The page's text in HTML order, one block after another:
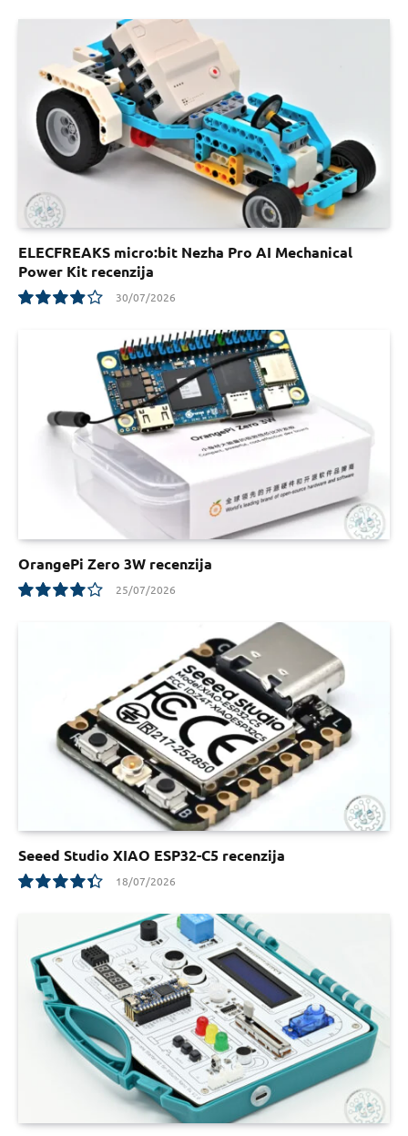
9.5
ELECFREAKS micro:bit Nezha Pro AI Mechanical
Power Kit recenzija
30/07/2026
OrangePi Zero 3W recenzija
25/07/2026
Seeed Studio XIAO ESP32-C5 recenzija
18/07/2026